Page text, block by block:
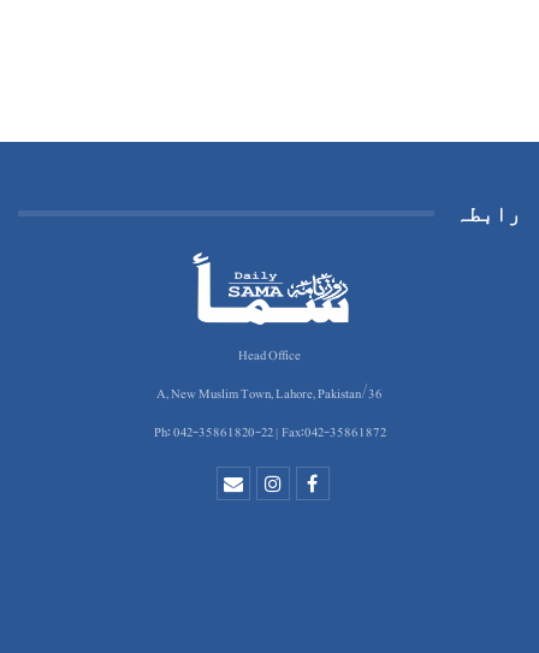
رابطہ
Head Office
36/A, New Muslim Town, Lahore, Pakistan
Ph: 042-35861820-22 | Fax:042-35861872